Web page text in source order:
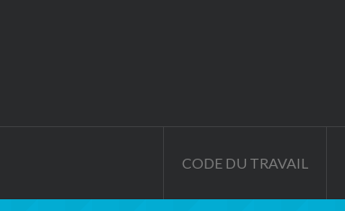
CODE DU TRAVAIL